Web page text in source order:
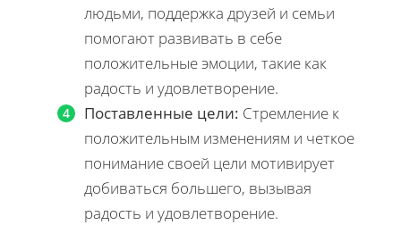
людьми, поддержка друзей и семьи
помогают развивать в себе
положительные эмоции, такие как
радость и удовлетворение.
Поставленные цели: Стремление к
положительным изменениям и четкое
понимание своей цели мотивирует
добиваться большего, вызывая
радость и удовлетворение.